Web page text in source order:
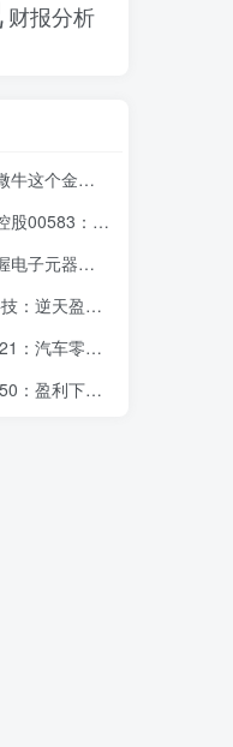
财报分析
融科技新星
错过逆天投资机会！
下的投资机遇揭秘
关注绝对会后悔！
增强，投资价值凸显
险，投资需谨慎